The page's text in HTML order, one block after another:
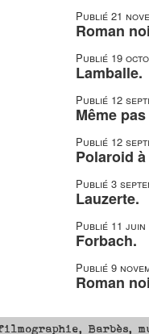
Publié 21
Roman
Publié 19
Lamballe.
Publié 12
Même
Publié 12
Polaroid
Publié 3
Lauzerte.
Publié 11 juin
Forbach.
Publié 9
Roman
Barbès,